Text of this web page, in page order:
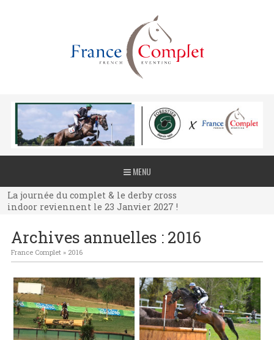
MENU
La journée du complet & le derby cross
indoor reviennent le 23 Janvier 2027 !
La journée du complet & le derby cross
indoor reviennent le 23 Janvier 2027 !
indoor reviennent le 23 Janvier 2027 !
Archives annuelles : 2016
France Complet» 2016